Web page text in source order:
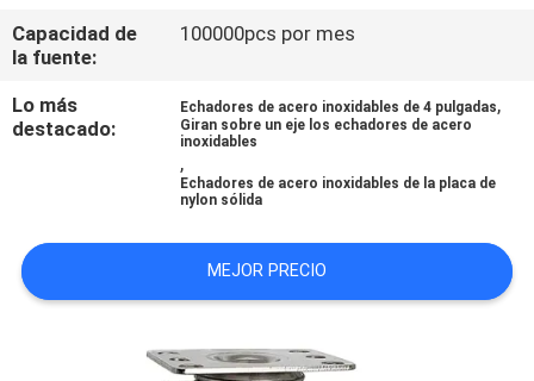
EN
CONTACTO
CON
UNA
CITA
Capacidad de
la fuente:
100000pcs por mes
Lo más
destacado:
Echadores de acero inoxidables de 4 pulgadas,
Giran sobre un eje los echadores de acero
inoxidables
,
Echadores de acero inoxidables de la placa de
nylon sólida
MEJOR PRECIO